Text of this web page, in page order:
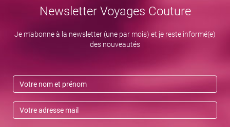
Newsletter Voyages Couture
Je m’abonne à la newsletter (une par mois) et je reste informé(e)
des nouveautés